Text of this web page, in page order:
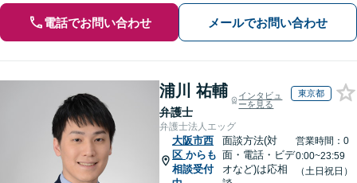
電話でお問い合わせ メールでお問い合わせ
浦川 祐輔
弁護士
インタビュ
ーを見る
東京都
弁護士法人エッグ
大阪市西
区 からも
相談受付
面談方法(対
面・電話・ビデ
オなど)は応相
営業時間：0
0:00~23:59
（土日祝日）